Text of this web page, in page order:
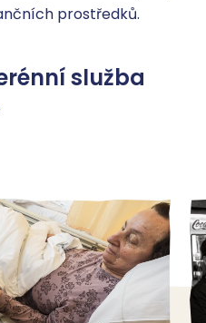
prostředků.
služba